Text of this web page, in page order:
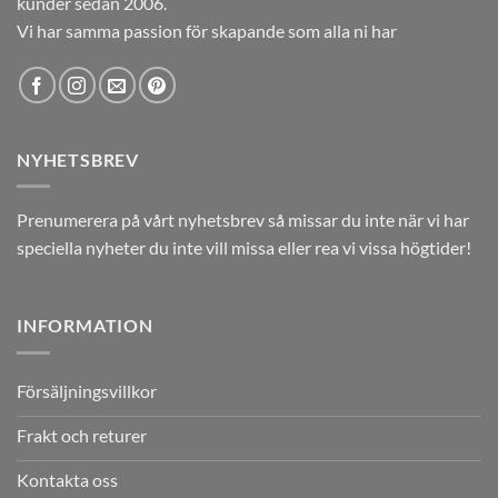
Vi har samma passion för skapande som alla ni har
NYHETSBREV
Prenumerera på vårt nyhetsbrev så missar du inte när vi har
speciella nyheter du inte vill missa eller rea vi vissa högtider!
INFORMATION
Försäljningsvillkor
Frakt och returer
Kontakta oss